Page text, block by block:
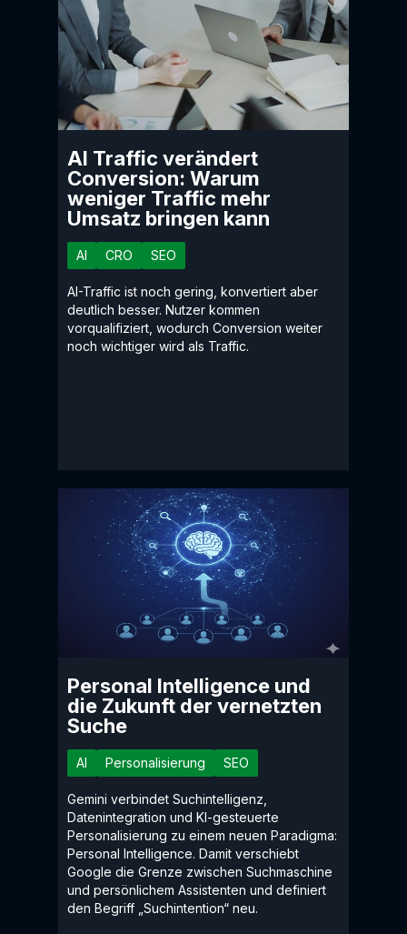
AI Traffic verändert
Conversion: Warum
weniger Traffic mehr
Umsatz bringen kann
AI CRO SEO
AI-Traffic ist noch gering, konvertiert aber
deutlich besser. Nutzer kommen
vorqualifiziert, wodurch Conversion weiter
noch wichtiger wird als Traffic.
Personal Intelligence und
die Zukunft der vernetzten
Suche
AI Personalisierung SEO
Gemini verbindet Suchintelligenz,
Datenintegration und KI-gesteuerte
Personalisierung zu einem neuen Paradigma:
Personal Intelligence. Damit verschiebt
Google die Grenze zwischen Suchmaschine
und persönlichem Assistenten und definiert
den Begriff „Suchintention“ neu.